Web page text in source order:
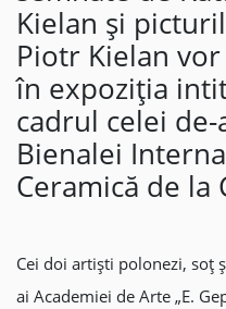
Kielan și
Piotr Kielan
în expoziția
cadrul celei
Bienalei
Ceramică de la
Cei doi artiști polonezi, soț
ai Academiei de Arte „E.